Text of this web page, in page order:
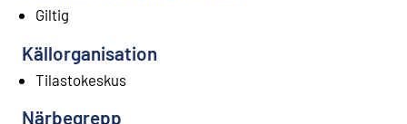
Giltig
Källorganisation
Tilastokeskus
Närbegrepp